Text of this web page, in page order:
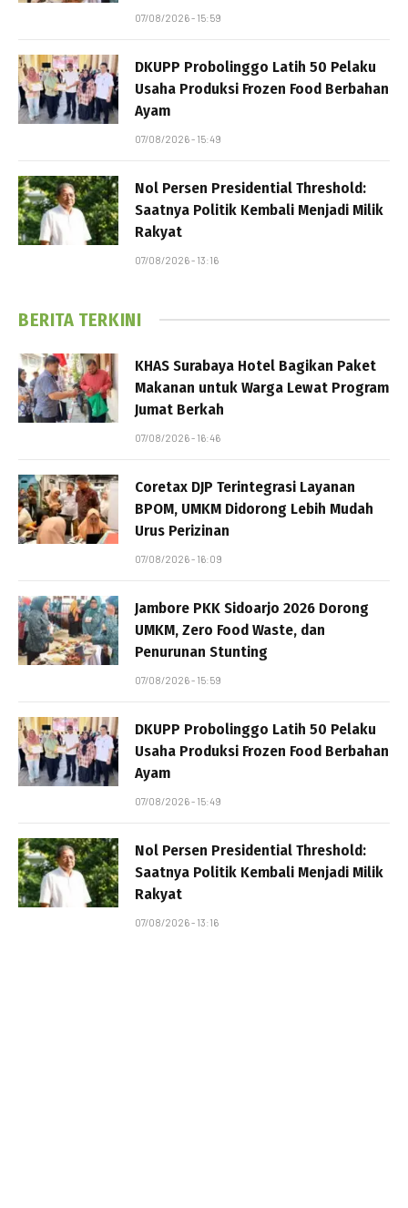
07/08/2026 - 15:59
DKUPP Probolinggo Latih 50 Pelaku
Usaha Produksi Frozen Food Berbahan
Ayam
07/08/2026 - 15:49
Nol Persen Presidential Threshold:
Saatnya Politik Kembali Menjadi Milik
Rakyat
07/08/2026 - 13:16
BERITA TERKINI
KHAS Surabaya Hotel Bagikan Paket
Makanan untuk Warga Lewat Program
Jumat Berkah
07/08/2026 - 16:46
Coretax DJP Terintegrasi Layanan
BPOM, UMKM Didorong Lebih Mudah
Urus Perizinan
07/08/2026 - 16:09
Jambore PKK Sidoarjo 2026 Dorong
UMKM, Zero Food Waste, dan
Penurunan Stunting
07/08/2026 - 15:59
DKUPP Probolinggo Latih 50 Pelaku
Usaha Produksi Frozen Food Berbahan
Ayam
07/08/2026 - 15:49
Nol Persen Presidential Threshold:
Saatnya Politik Kembali Menjadi Milik
Rakyat
07/08/2026 - 13:16